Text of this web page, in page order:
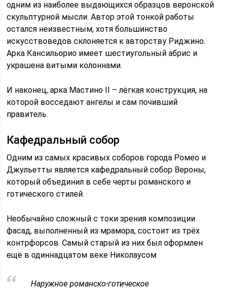
одним из наиболее выдающихся образцов веронской
скульптурной мысли. Автор этой тонкой работы
остался неизвестным, хотя большинство
искусствоведов склоняется к авторству Риджино.
Арка Кансильорио имеет шестиугольный абрис и
украшена витыми колоннами.
И наконец, арка Мастино II – лёгкая конструкция, на
которой восседают ангелы и сам почивший
правитель.
Кафедральный собор
Одним из самых красивых соборов города Ромео и
Джульетты является кафедральный собор Вероны,
который объединил в себе черты романского и
готического стилей.
Необычайно сложный с токи зрения композиции
фасад, выполненный из мрамора, состоит из трёх
контрфорсов. Самый старый из них был оформлен
ещё в одиннадцатом веке Николаусом.
Наружное романско-готическое